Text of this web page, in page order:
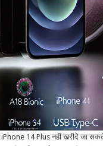
14 Plus नहीं खरीदे जा